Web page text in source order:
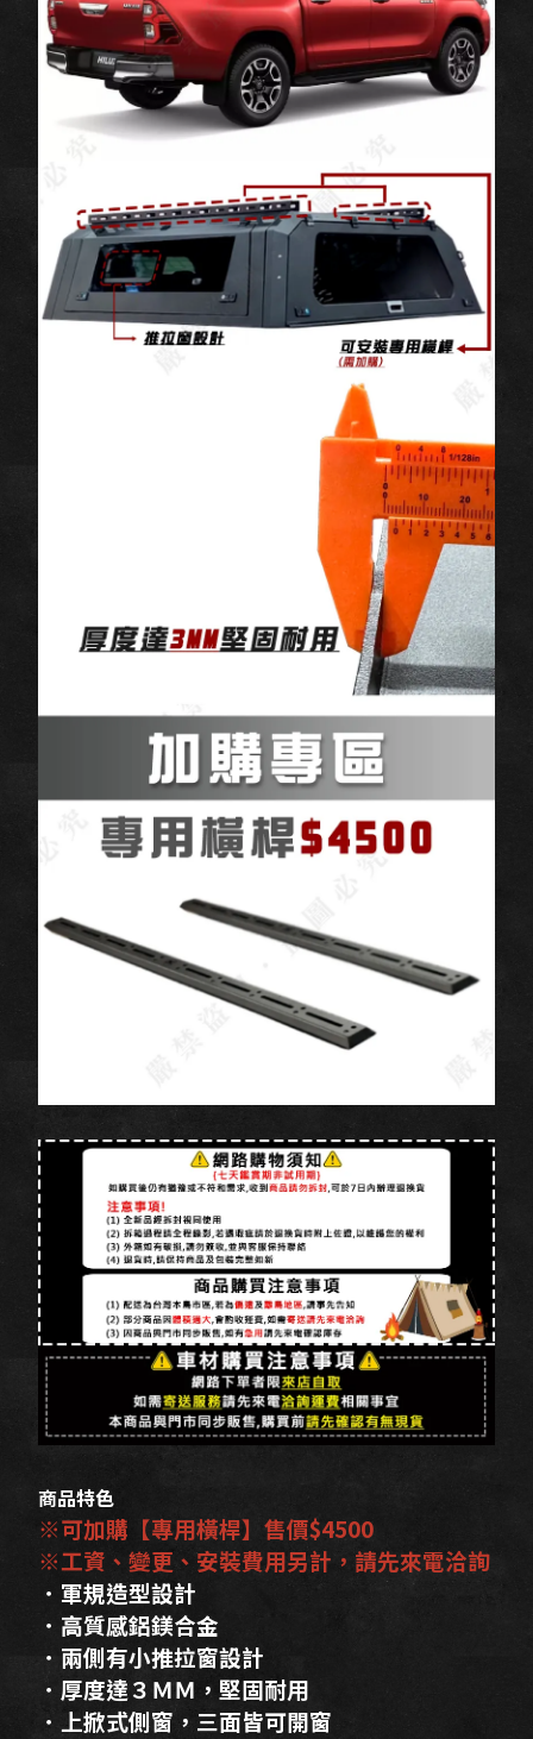
商品特色
※可加購【專用橫桿】售價$4500
※工資、變更、安裝費用另計，請先來電洽詢
．軍規造型設計
．高質感鋁鎂合金
．兩側有小推拉窗設計
．厚度達３ＭＭ，堅固耐用
．上掀式側窗，三面皆可開窗